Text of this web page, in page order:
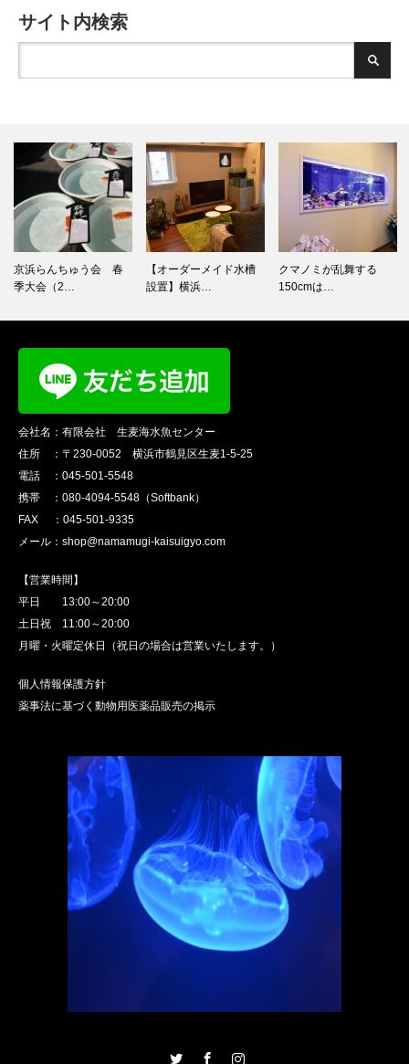
サイト内検索
【オーダーメイド水槽
設置】横浜…
クマノミが乱舞する
150cmは…
カエルアンコウ用水槽
設置～SH…
会社名：有限会社 生麦海水魚センター
住所 ：〒230-0052 横浜市鶴見区生麦1-5-25
電話 ：045-501-5548
携帯 ：080-4094-5548（Softbank）
FAX ：045-501-9335
メール：shop@namamugi-kaisuigyo.com
【営業時間】
平日 13:00～20:00
土日祝 11:00～20:00
月曜・火曜定休日（祝日の場合は営業いたします。）
個人情報保護方針
薬事法に基づく動物用医薬品販売の掲示